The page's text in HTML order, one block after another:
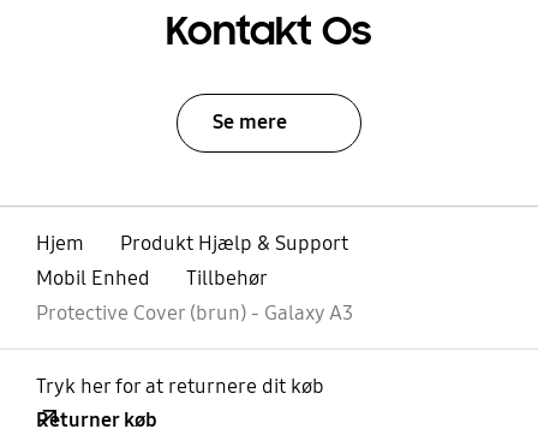
Kontakt Os
Se mere
Hjem
Produkt Hjælp & Support
Mobil Enhed
Tillbehør
Protective Cover (brun) - Galaxy A3
Tryk her for at returnere dit køb
Returner køb